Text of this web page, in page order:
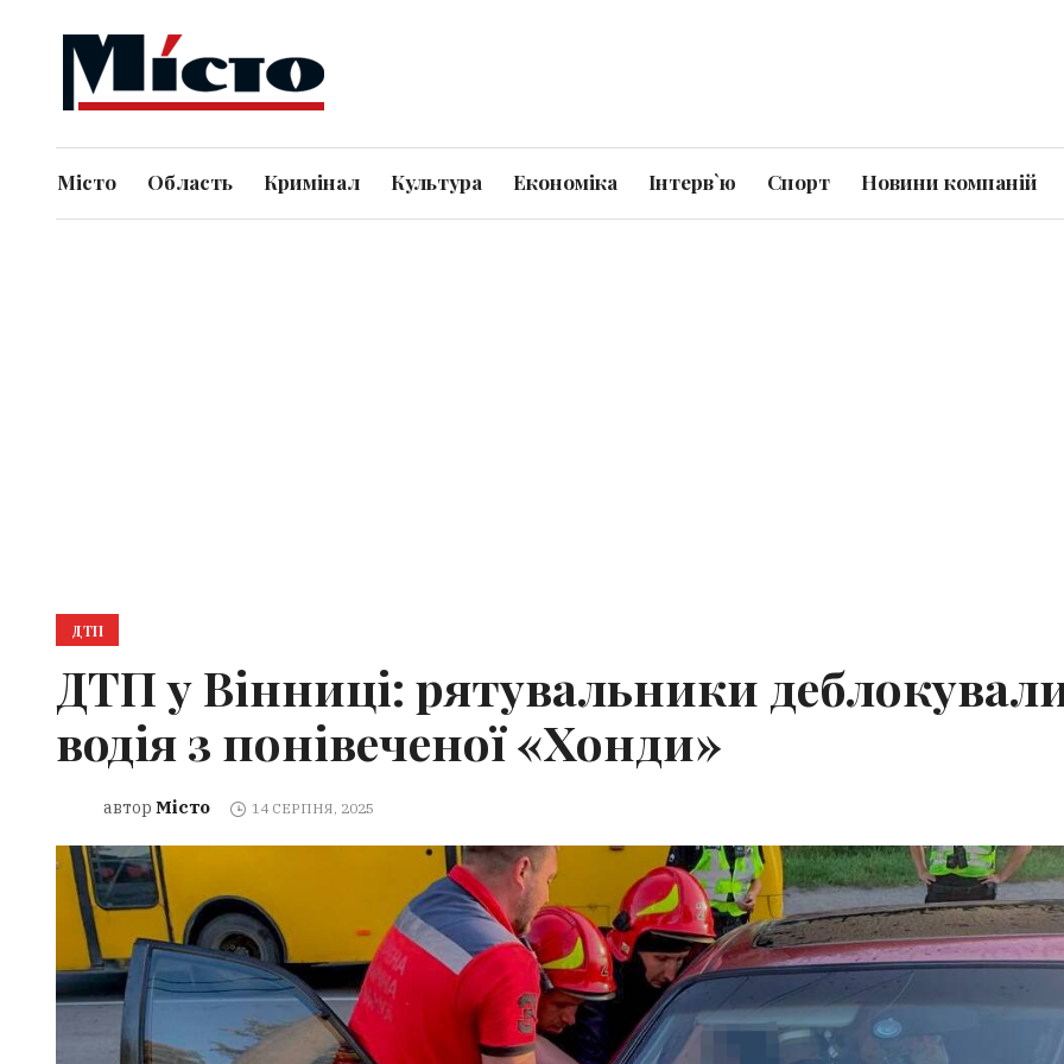
Місто Область Кримінал Культура Економіка Інтерв`ю Спорт Новини компаній
ДТП
ДТП у Вінниці: рятувальники
водія з понівеченої «Хонди»
автор Місто 14 СЕРПНЯ, 2025